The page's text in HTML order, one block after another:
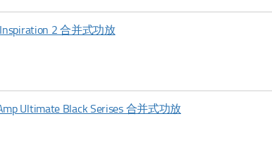
2 合并式功放
Ultimate Black Serises 合并式功放